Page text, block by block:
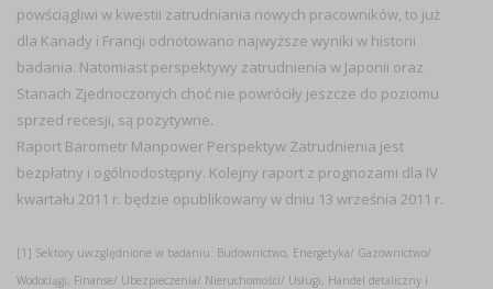
powściągliwi w kwestii zatrudniania nowych pracowników, to już
dla Kanady i Francji odnotowano najwyższe wyniki w historii
badania. Natomiast perspektywy zatrudnienia w Japonii oraz
Stanach Zjednoczonych choć nie powróciły jeszcze do poziomu
sprzed recesji, są pozytywne.
Raport Barometr Manpower Perspektyw Zatrudnienia jest
bezpłatny i ogólnodostępny. Kolejny raport z prognozami dla IV
kwartału 2011 r. będzie opublikowany w dniu 13 września 2011 r.
[1] Sektory uwzględnione w badaniu: Budownictwo, Energetyka/ Gazownictwo/
Wodociągi, Finanse/ Ubezpieczenia/ Nieruchomości/ Usługi, Handel detaliczny i